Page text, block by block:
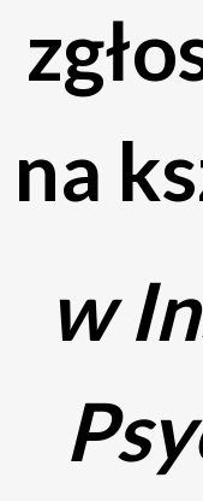
na
w